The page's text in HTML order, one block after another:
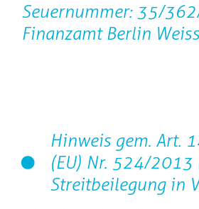
Seuernummer: 35/
Finanzamt Berlin
Hinweis gem. Art.
(EU) Nr. 524/
Streitbeilegung in